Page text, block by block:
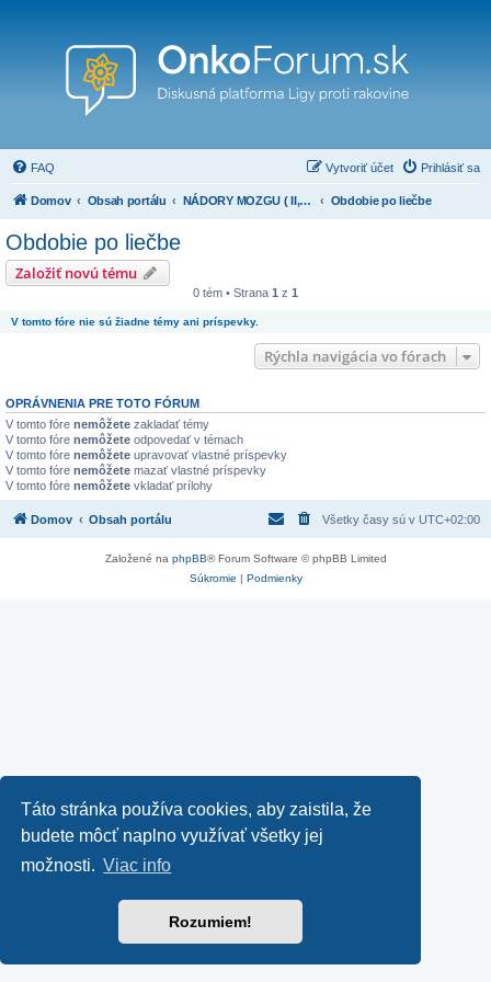
Táto stránka používa cookies, aby zaistila, že
budete môcť naplno využívať všetky jej
možnosti. Viac info
Rozumiem!
FAQ Prihlásiť sa
Vytvoriť účet
Domov Obsah portálu NÁDORY MOZGU ( II, III, IV stupňa a iné) Obdobie po liečbe
Obdobie po liečbe
Založiť novú tému
0 tém • Strana 1 z 1
V tomto fóre nie sú žiadne témy ani príspevky.
Rýchla navigácia vo fórach
OPRÁVNENIA PRE TOTO FÓRUM
V tomto fóre nemôžete zakladať témy
V tomto fóre nemôžete odpovedať v témach
V tomto fóre nemôžete upravovať vlastné príspevky
V tomto fóre nemôžete mazať vlastné príspevky
V tomto fóre nemôžete vkladať prílohy
Domov Obsah portálu Všetky časy sú v UTC+02:00
Založené na phpBB® Forum Software © phpBB Limited
Súkromie | Podmienky